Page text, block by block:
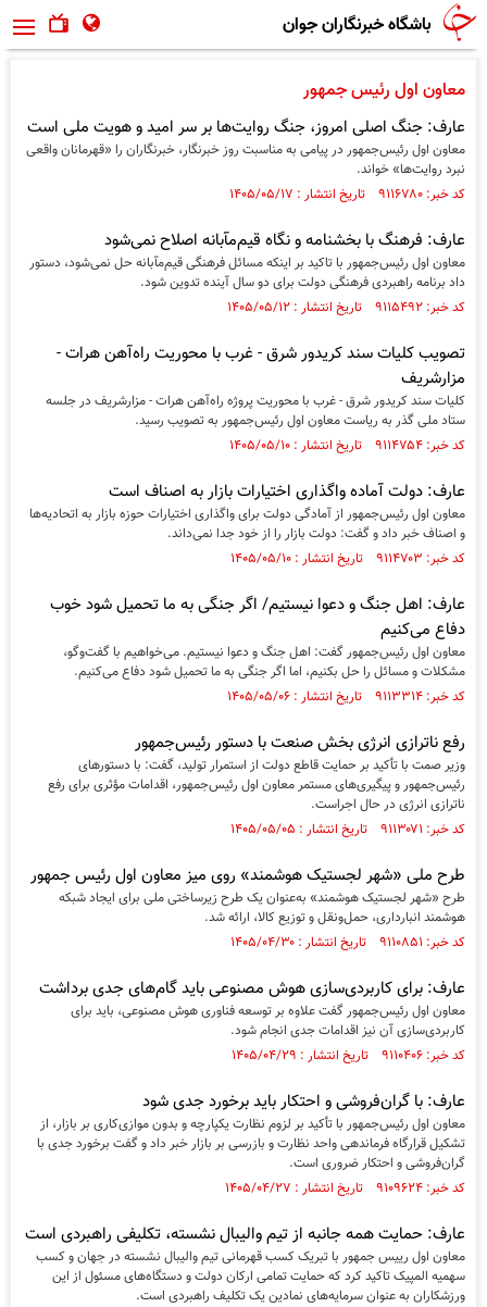
باشگاه خبرنگاران جوان
معاون اول رئیس جمهور
عارف: جنگ اصلی امروز، جنگ روایت‌ها بر سر امید و هویت ملی است
معاون اول رئیس‌جمهور در پیامی به مناسبت روز خبرنگار، خبرنگاران را «قهرمانان واقعی
نبرد روایت‌ها» خواند.
کد خبر: ۹۱۱۶۷۸۰ تاریخ انتشار : ۱۴۰۵/۰۵/۱۷
عارف: فرهنگ با بخشنامه و نگاه قیم‌مآبانه اصلاح نمی‌شود
معاون اول رئیس‌جمهور با تاکید بر اینکه مسائل فرهنگی قیم‌مآبانه حل نمی‌شود، دستور
داد برنامه راهبردی فرهنگی دولت برای دو سال آینده تدوین شود.
کد خبر: ۹۱۱۵۴۹۲ تاریخ انتشار : ۱۴۰۵/۰۵/۱۲
تصویب کلیات سند کریدور شرق - غرب با محوریت راه‌آهن هرات -
مزارشریف
کلیات سند کریدور شرق - غرب با محوریت پروژه راه‌آهن هرات - مزارشریف در جلسه
ستاد ملی گذر به ریاست معاون اول رئیس‌جمهور به تصویب رسید.
کد خبر: ۹۱۱۴۷۵۴ تاریخ انتشار : ۱۴۰۵/۰۵/۱۰
عارف: دولت آماده واگذاری اختیارات بازار به اصناف است
معاون اول رئیس‌جمهور از آمادگی دولت برای واگذاری اختیارات حوزه بازار به اتحادیه‌ها
و اصناف خبر داد و گفت: دولت بازار را از خود جدا نمی‌داند.
کد خبر: ۹۱۱۴۷۰۳ تاریخ انتشار : ۱۴۰۵/۰۵/۱۰
عارف: اهل جنگ و دعوا نیستیم/ اگر جنگی به ما تحمیل شود خوب
دفاع می‌کنیم
معاون اول رئیس‌جمهور گفت: اهل جنگ و دعوا نیستیم. می‌خواهیم با گفت‌و‌گو،
مشکلات و مسائل را حل بکنیم، اما اگر جنگی به ما تحمیل شود دفاع می‌کنیم.
کد خبر: ۹۱۱۳۳۱۴ تاریخ انتشار : ۱۴۰۵/۰۵/۰۶
رفع ناترازی انرژی بخش صنعت با دستور رئیس‌جمهور
وزیر صمت با تأکید بر حمایت قاطع دولت از استمرار تولید، گفت: با دستور‌های
رئیس‌جمهور و پیگیری‌های مستمر معاون اول رئیس‌جمهور، اقدامات مؤثری برای رفع
ناترازی انرژی در حال اجراست.
کد خبر: ۹۱۱۳۰۷۱ تاریخ انتشار : ۱۴۰۵/۰۵/۰۵
طرح ملی «شهر لجستیک هوشمند» روی میز معاون اول رئیس جمهور
طرح «شهر لجستیک هوشمند» به‌عنوان یک طرح زیرساختی ملی برای ایجاد شبکه
هوشمند انبارداری، حمل‌ونقل و توزیع کالا، ارائه شد.
کد خبر: ۹۱۱۰۸۵۱ تاریخ انتشار : ۱۴۰۵/۰۴/۳۰
عارف: برای کاربردی‌سازی هوش مصنوعی باید گام‌های جدی برداشت
معاون اول رئیس‌جمهور گفت علاوه بر توسعه فناوری هوش مصنوعی، باید برای
کاربردی‌سازی آن نیز اقدامات جدی انجام شود.
کد خبر: ۹۱۱۰۴۰۶ تاریخ انتشار : ۱۴۰۵/۰۴/۲۹
عارف: با گران‌فروشی و احتکار باید برخورد جدی شود
معاون اول رئیس‌جمهور با تأکید بر لزوم نظارت یکپارچه و بدون موازی‌کاری بر بازار، از
تشکیل قرارگاه فرماندهی واحد نظارت و بازرسی بر بازار خبر داد و گفت برخورد جدی با
گران‌فروشی و احتکار ضروری است.
کد خبر: ۹۱۰۹۶۲۴ تاریخ انتشار : ۱۴۰۵/۰۴/۲۷
عارف: حمایت همه جانبه از تیم والیبال نشسته، تکلیفی راهبردی است
معاون اول رییس جمهور با تبریک کسب قهرمانی تیم والیبال نشسته در جهان و کسب
سهمیه المپیک تاکید کرد که حمایت تمامی ارکان دولت و دستگاه‌های مسئول از این
ورزشکاران به عنوان سرمایه‌های نمادین یک تکلیف راهبردی است.